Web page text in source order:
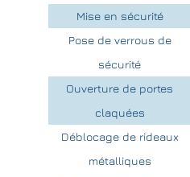
Mise en sécurité
Pose de verrous de
sécurité
Ouverture de portes
claquées
Déblocage de rideaux
métalliques